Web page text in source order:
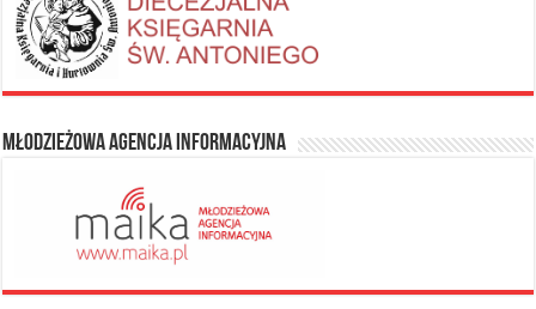
Młodzieżowa Agencja Informacyjna